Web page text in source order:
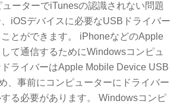
ーターでiTunesの認識されない問題
iOSデバイスに必要なUSBドライバー
とができます。 iPhoneなどのApple
て通信するためにWindowsコンピュ
ライバーはApple Mobile Device USB
、事前にコンピューターにドライバー
る必要があります。 Windowsコンピ